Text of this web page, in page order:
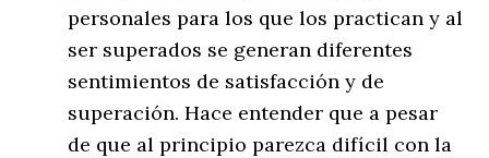
personales para los que los practican y al
ser superados se generan diferentes
sentimientos de satisfacción y de
superación. Hace entender que a pesar
de que al principio parezca difícil con la